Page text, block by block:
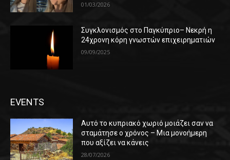
01/03/2026
Συγκλονισμός στο Παγκύπριο– Νεκρή η
24χρονη κόρη γνωστών επιχειρηματιών
09/09/2025
EVENTS
Αυτό το κυπριακό χωριό μοιάζει σαν να
σταμάτησε ο χρόνος – Μια μονοήμερη
που αξίζει να κάνεις
28/07/2026